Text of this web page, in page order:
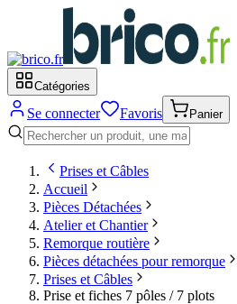
Catégories
Se connecter Favoris Panier
Prises et Câbles
Accueil
Pièces Détachées
Atelier et Chantier
Remorque routière
Pièces détachées pour remorque
Prises et Câbles
Prise et fiches 7 pôles / 7 plots